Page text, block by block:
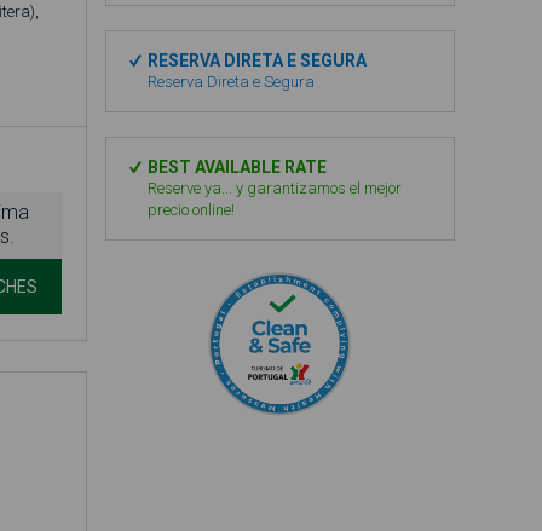
RESERVA DIRETA E SEGURA
Reserva Direta e Segura
BEST AVAILABLE RATE
Reserve ya... y garantizamos el mejor
precio online!